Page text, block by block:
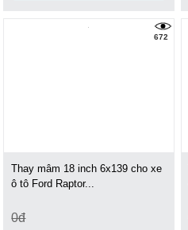
672
Thay mâm 18 inch 6x139 cho xe
ô tô Ford Raptor...
0đ